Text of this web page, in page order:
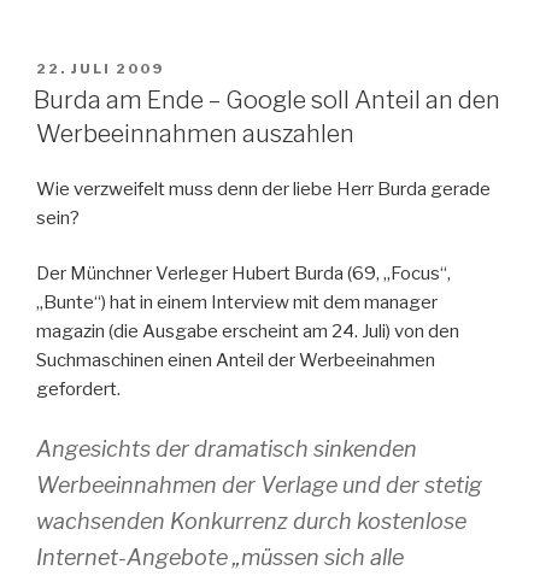
VERÖFFENTLICHT
AM
22. JULI 2009
Burda am Ende – Google soll Anteil an den
Werbeeinnahmen auszahlen
Wie verzweifelt muss denn der liebe Herr Burda gerade
sein?
Der Münchner Verleger Hubert Burda (69, „Focus“,
„Bunte“) hat in einem Interview mit dem manager
magazin (die Ausgabe erscheint am 24. Juli) von den
Suchmaschinen einen Anteil der Werbeeinahmen
gefordert.
Angesichts der dramatisch sinkenden
Werbeeinnahmen der Verlage und der stetig
wachsenden Konkurrenz durch kostenlose
Internet-Angebote „müssen sich alle